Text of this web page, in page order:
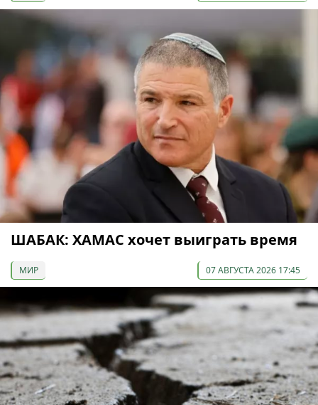
ШАБАК: ХАМАС хочет выиграть время
МИР 07 АВГУСТА 2026 17:45